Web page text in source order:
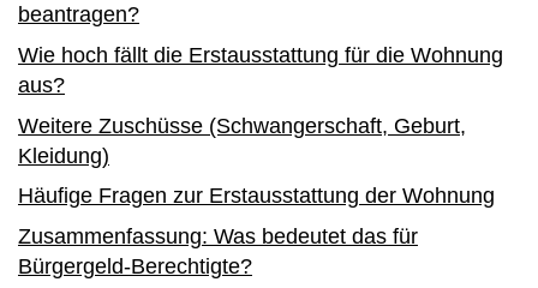
beantragen?
Wie hoch fällt die Erstausstattung für die Wohnung
aus?
Weitere Zuschüsse (Schwangerschaft, Geburt,
Kleidung)
Häufige Fragen zur Erstausstattung der Wohnung
Zusammenfassung: Was bedeutet das für
Bürgergeld-Berechtigte?